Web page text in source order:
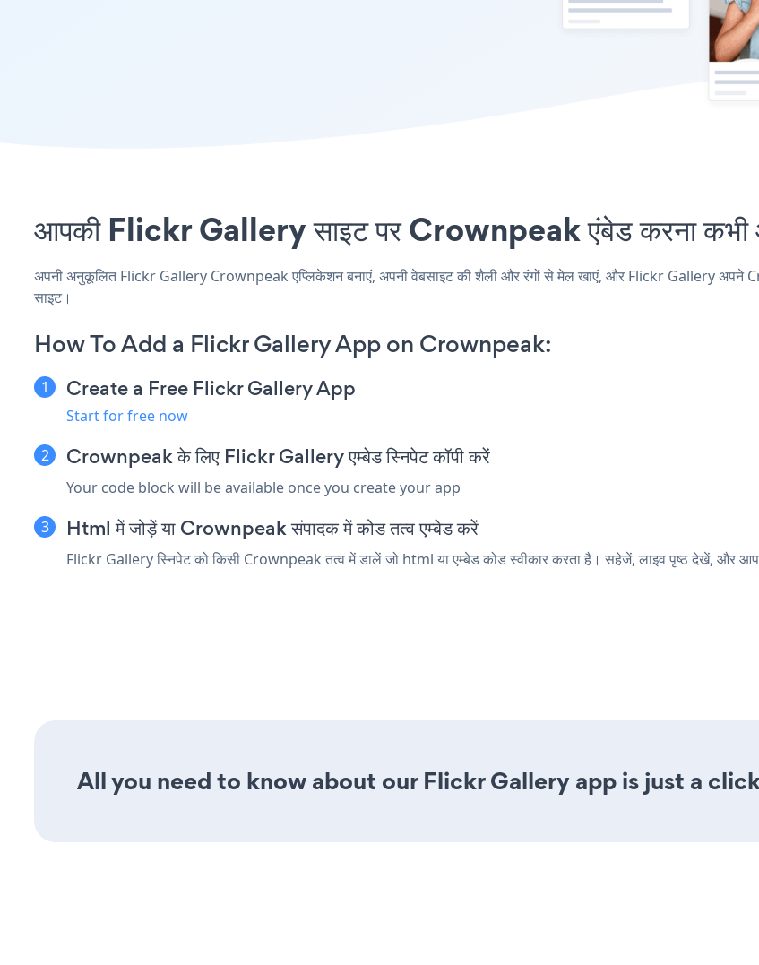
आपकी Flickr Gallery साइट पर Crownpeak एंबेड करना कभी
अपनी अनुकूलित Flickr Gallery Crownpeak एप्लिकेशन बनाएं, अपनी वेबसाइट की शैली और रंगों से मेल खाएं, और Flickr Gallery अपने
साइट।
How To Add a Flickr Gallery App on Crownpeak:
Create a Free Flickr Gallery App
Start for free now
Crownpeak के लिए Flickr Gallery एम्बेड स्निपेट कॉपी करें
Your code block will be available once you create your app
Html में जोड़ें या Crownpeak संपादक में कोड तत्व एम्बेड करें
Flickr Gallery स्निपेट को किसी Crownpeak तत्व में डालें जो html या एम्बेड कोड स्वीकार करता है। सहेजें, लाइव पृष्ठ देखें, और
All you need to know about our Flickr Gallery app is just a